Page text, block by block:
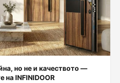
но не и качеството —
на INFINIDOOR